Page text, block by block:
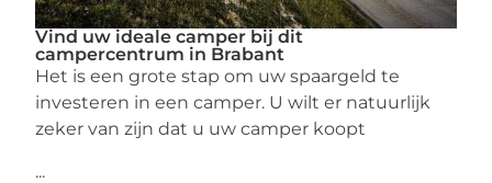
Vind uw ideale camper bij dit
campercentrum in Brabant
Het is een grote stap om uw spaargeld te
investeren in een camper. U wilt er natuurlijk
zeker van zijn dat u uw camper koopt
...